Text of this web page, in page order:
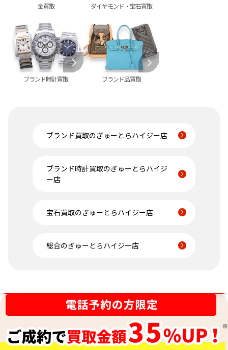
金買取 ダイヤモンド・宝石買取
ブランド時計買取 ブランド品買取
ブランド買取のぎゅーとらハイジー店
ブランド時計買取のぎゅーとらハイジ
ー店
宝石買取のぎゅーとらハイジー店
総合のぎゅーとらハイジー店